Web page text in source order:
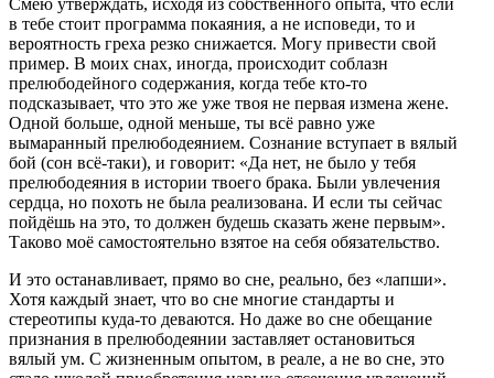
в тебе стоит программа покаяния, а не исповеди, то и
вероятность греха резко снижается. Могу привести свой
пример. В моих снах, иногда, происходит соблазн
прелюбодейного содержания, когда тебе кто-то
подсказывает, что это же уже твоя не первая измена жене.
Одной больше, одной меньше, ты всё равно уже
вымаранный прелюбодеянием. Сознание вступает в вялый
бой (сон всё-таки), и говорит: «Да нет, не было у тебя
прелюбодеяния в истории твоего брака. Были увлечения
сердца, но похоть не была реализована. И если ты сейчас
пойдёшь на это, то должен будешь сказать жене первым».
Таково моё самостоятельно взятое на себя обязательство.
И это останавливает, прямо во сне, реально, без «лапши».
Хотя каждый знает, что во сне многие стандарты и
стереотипы куда-то деваются. Но даже во сне обещание
признания в прелюбодеянии заставляет остановиться
вялый ум. С жизненным опытом, в реале, а не во сне, это